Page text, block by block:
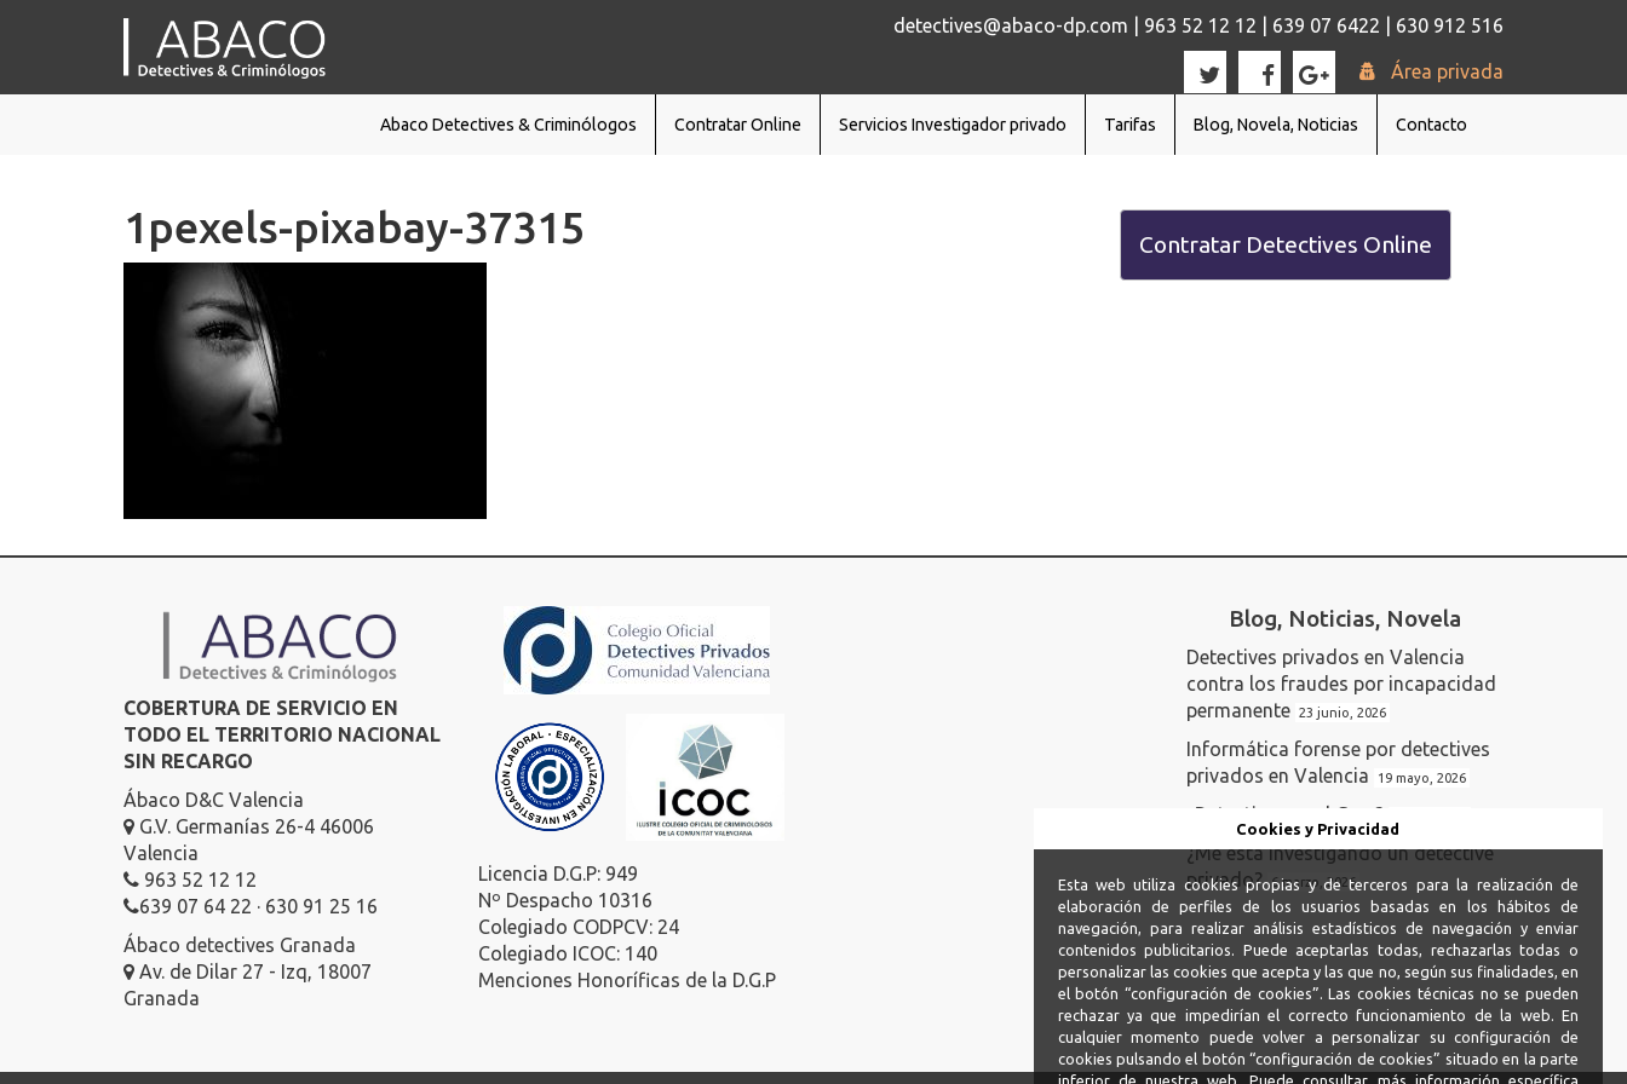
detectives@abaco-dp.com | 963 52 12 12 | 639 07 6422 | 630 912 516
Área privada
Abaco Detectives & Criminólogos Contratar Online Servicios Investigador privado Tarifas Blog, Novela, Noticias Contacto
1pexels-pixabay-37315 Contratar Detectives Online
Cookies y Privacidad
Esta web utiliza cookies propias y de terceros para la realización de
elaboración de perfiles de los usuarios basadas en los hábitos de
navegación, para realizar análisis estadísticos de navegación y enviar
contenidos publicitarios. Puede aceptarlas todas, rechazarlas todas o
personalizar las cookies que acepta y las que no, según sus finalidades, en
el botón “configuración de cookies”. Las cookies técnicas no se pueden
rechazar ya que impedirían el correcto funcionamiento de la web. En
cualquier momento puede volver a personalizar su configuración de
cookies pulsando el botón “configuración de cookies” situado en la parte
inferior de nuestra web. Puede consultar más información específica
COBERTURA DE SERVICIO EN
TODO EL TERRITORIO NACIONAL
SIN RECARGO
Ábaco D&C Valencia
G.V. Germanías 26-4 46006
Valencia
963 52 12 12
639 07 64 22 · 630 91 25 16
Ábaco detectives Granada
Av. de Dilar 27 - Izq, 18007
Granada
Licencia D.G.P: 949
Nº Despacho 10316
Colegiado CODPCV: 24
Colegiado ICOC: 140
Menciones Honoríficas de la D.G.P
Blog, Noticias, Novela
Detectives privados en Valencia
contra los fraudes por incapacidad
permanente
23 junio, 2026
Informática forense por detectives
privados en Valencia
19 mayo, 2026
¿Detectives en el Gym?
¿Me está investigando un detective
privado?
6 marzo, 2026